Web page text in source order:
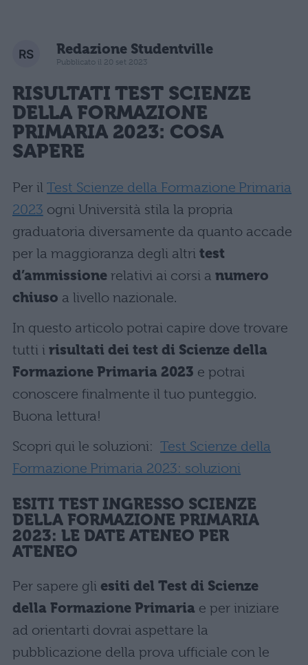
Redazione Studentville
Pubblicato il 20 set 2023
RISULTATI TEST SCIENZE
DELLA FORMAZIONE
PRIMARIA 2023: COSA
SAPERE
Per il Test Scienze della Formazione Primaria
2023 ogni Università stila la propria
graduatoria diversamente da quanto accade
per la maggioranza degli altri test
d’ammissione relativi ai corsi a numero
chiuso a livello nazionale.
In questo articolo potrai capire dove trovare
tutti i risultati dei test di Scienze della
Formazione Primaria 2023 e potrai
conoscere finalmente il tuo punteggio.
Buona lettura!
Scopri qui le soluzioni: Test Scienze della
Formazione Primaria 2023: soluzioni
ESITI TEST INGRESSO SCIENZE
DELLA FORMAZIONE PRIMARIA
2023: LE DATE ATENEO PER
ATENEO
Per sapere gli esiti del Test di Scienze
della Formazione Primaria e per iniziare
ad orientarti dovrai aspettare la
pubblicazione della prova ufficiale con le